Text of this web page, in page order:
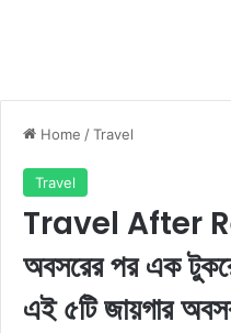
Home /Travel
Travel
Travel After
অবসরের পর এক
এই ৫টি জায়গার